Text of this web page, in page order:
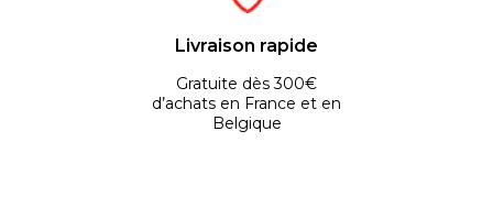
Livraison rapide
Gratuite dès 300€
d’achats en France et en
Belgique